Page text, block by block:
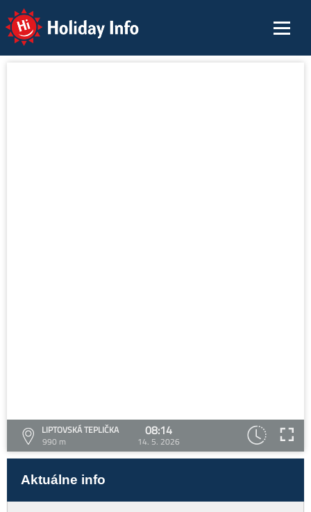
Holiday Info
LIPTOVSKÁ TEPLIČKA
990 m
08:14
14. 5. 2026
Aktuálne info